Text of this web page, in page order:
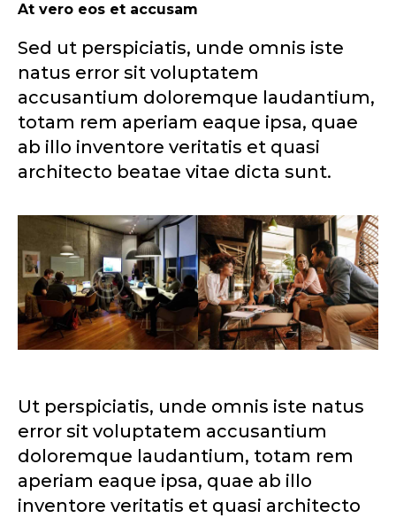
At vero eos et accusam
Sed ut perspiciatis, unde omnis iste
natus error sit voluptatem
accusantium doloremque laudantium,
totam rem aperiam eaque ipsa, quae
ab illo inventore veritatis et quasi
architecto beatae vitae dicta sunt.
Ut perspiciatis, unde omnis iste natus
error sit voluptatem accusantium
doloremque laudantium, totam rem
aperiam eaque ipsa, quae ab illo
inventore veritatis et quasi architecto